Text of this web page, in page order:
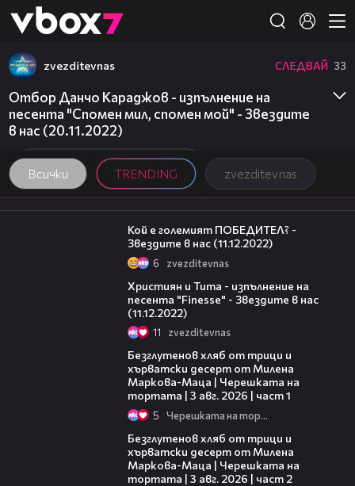
👾
Всички TRENDING zvezditevnas
zvezditevnas СЛЕДВАЙ 33
Отбор Данчо Караджов - изпълнение на
песента "Спомен мил, спомен мой" - Звездите
в нас (20.11.2022)
10:18
Кой е големият ПОБЕДИТЕЛ? -
Звездите в нас (11.12.2022)
6 zvezditevnas
Християн и Тита - изпълнение на
песента "Finesse" - Звездите в нас
(11.12.2022)
11 zvezditevnas
Безглутенов хляб от трици и
хърватски десерт от Милена
Маркова-Маца | Черешката на
тортата | 3 авг. 2026 | част 1
5 Черешката на тортата
Безглутенов хляб от трици и
хърватски десерт от Милена
Маркова-Маца | Черешката на
тортата | 3 авг. 2026 | част 2